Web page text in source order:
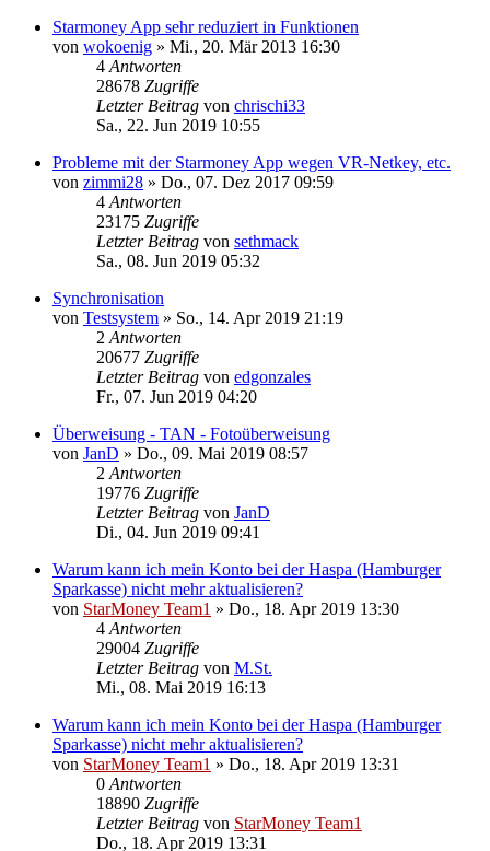
Starmoney App sehr reduziert in Funktionen
von wokoenig » Mi., 20. Mär 2013 16:30
4 Antworten
28678 Zugriffe
Letzter Beitrag von chrischi33
Sa., 22. Jun 2019 10:55
Probleme mit der Starmoney App wegen VR-Netkey, etc.
von zimmi28 » Do., 07. Dez 2017 09:59
4 Antworten
23175 Zugriffe
Letzter Beitrag von sethmack
Sa., 08. Jun 2019 05:32
Synchronisation
von Testsystem » So., 14. Apr 2019 21:19
2 Antworten
20677 Zugriffe
Letzter Beitrag von edgonzales
Fr., 07. Jun 2019 04:20
Überweisung - TAN - Fotoüberweisung
von JanD » Do., 09. Mai 2019 08:57
2 Antworten
19776 Zugriffe
Letzter Beitrag von JanD
Di., 04. Jun 2019 09:41
Warum kann ich mein Konto bei der Haspa (Hamburger
Sparkasse) nicht mehr aktualisieren?
von StarMoney Team1 » Do., 18. Apr 2019 13:30
4 Antworten
29004 Zugriffe
Letzter Beitrag von M.St.
Mi., 08. Mai 2019 16:13
Warum kann ich mein Konto bei der Haspa (Hamburger
Sparkasse) nicht mehr aktualisieren?
von StarMoney Team1 » Do., 18. Apr 2019 13:31
0 Antworten
18890 Zugriffe
Letzter Beitrag von StarMoney Team1
Do., 18. Apr 2019 13:31